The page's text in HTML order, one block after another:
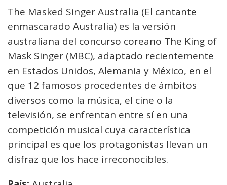
The Masked Singer Australia (El cantante
enmascarado Australia) es la versión
australiana del concurso coreano The King of
Mask Singer (MBC), adaptado recientemente
en Estados Unidos, Alemania y México, en el
que 12 famosos procedentes de ámbitos
diversos como la música, el cine o la
televisión, se enfrentan entre sí en una
competición musical cuya característica
principal es que los protagonistas llevan un
disfraz que los hace irreconocibles.